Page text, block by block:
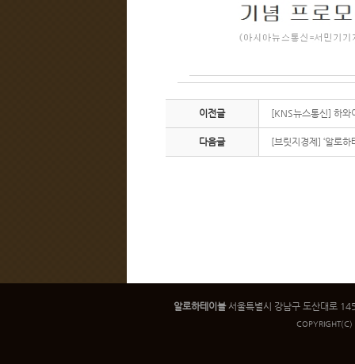
이전글 [KNS뉴스통신] 하와
다음글 [브릿지경제] ‘알로
알로하테이블서울특별시 강남구 도산대로
COPYRIGHT(C)